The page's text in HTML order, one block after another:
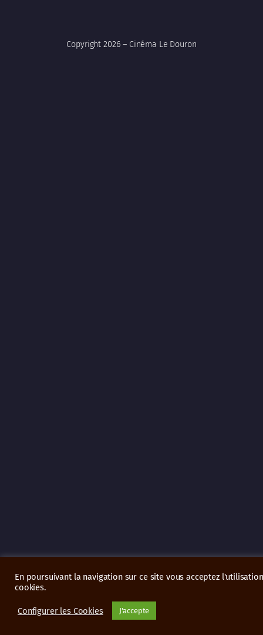
Copyright 2026 – Cinéma Le Douron
En poursuivant la navigation sur ce site vous acceptez
cookies.
Configurer les Cookies J'accepte